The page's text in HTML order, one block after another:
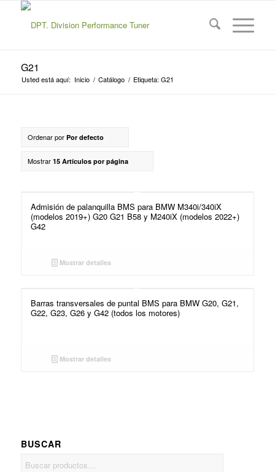
G21
Usted está aquí: Inicio / Catálogo / Etiqueta: G21
Ordenar por Por defecto
Mostrar 15 Artículos por página
Admisión de palanquilla BMS para BMW M340i/340iX
(modelos 2019+) G20 G21 B58 y M240iX (modelos 2022+)
G42
Mostrar detalles
Barras transversales de puntal BMS para BMW G20, G21,
G22, G23, G26 y G42 (todos los motores)
Mostrar detalles
BUSCAR